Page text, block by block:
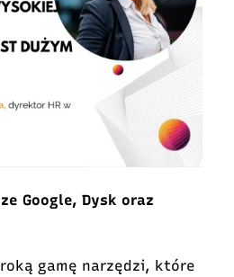
Google, Dysk oraz
gamę narzędzi, które